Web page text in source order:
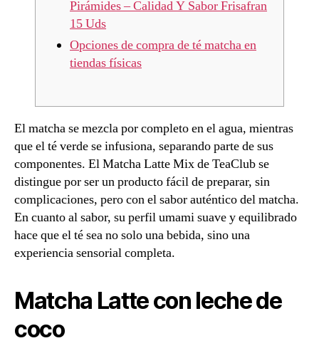
Pirámides – Calidad Y Sabor Frisafran
15 Uds
Opciones de compra de té matcha en
tiendas físicas
El matcha se mezcla por completo en el agua, mientras
que el té verde se infusiona, separando parte de sus
componentes. El Matcha Latte Mix de TeaClub se
distingue por ser un producto fácil de preparar, sin
complicaciones, pero con el sabor auténtico del matcha.
En cuanto al sabor, su perfil umami suave y equilibrado
hace que el té sea no solo una bebida, sino una
experiencia sensorial completa.
Matcha Latte con leche de
coco